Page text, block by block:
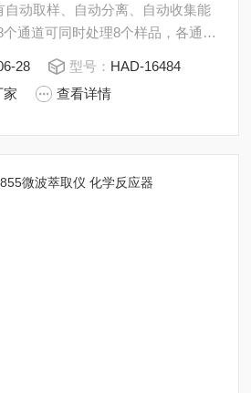
自动取样、自动分离、自动收集能
通道可同时处理8个样品，各通道
。
28 型号： HAD-16484
家 查看详情